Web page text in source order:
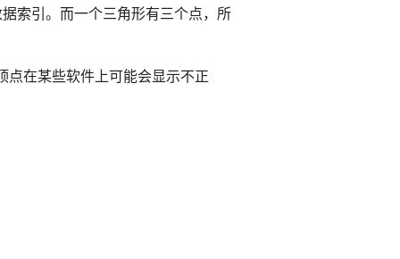
索引。而一个三角形有三个点，所
点在某些软件上可能会显示不正